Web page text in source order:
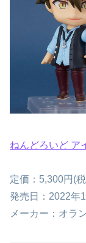
ねんどろいど ア
定価：5,300円(
発売日：2022年
メーカー：オラ